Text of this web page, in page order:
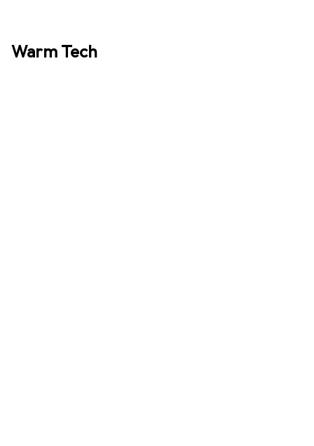
Warm Tech